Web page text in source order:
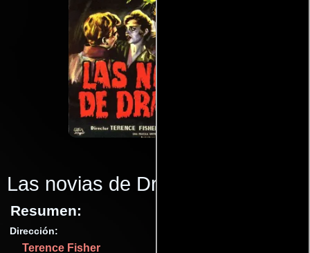
Las novias de Drácula
Resumen:
Dirección:
Terence Fisher